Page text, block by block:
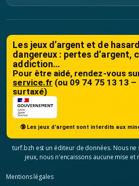
Les jeux d’argent et de
dangereux : pertes d’argent,
addiction…
Pour être aidé, rendez-vous
service.fr (ou 09 74 75 13 13 –
surtaxé)
🔞 Les jeux d'argent sont interdits aux
turf.bzh est un éditeur de données. Nous
jeux, nous n'encaissons aucune mise et
Mentions légales